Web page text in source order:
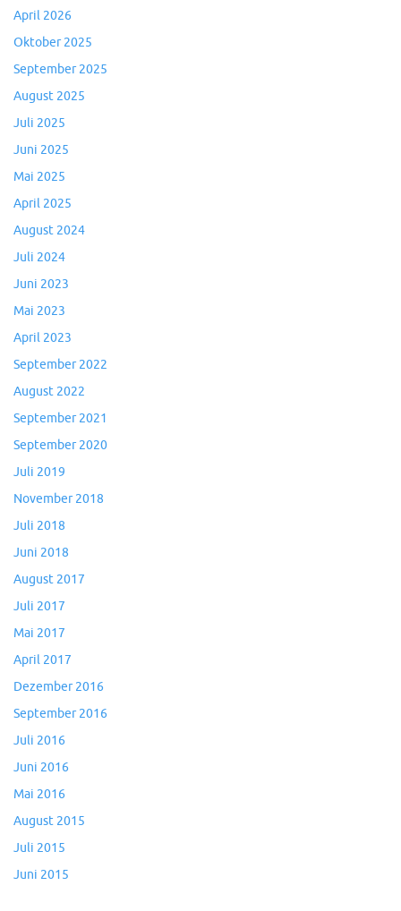
April 2026
Oktober 2025
September 2025
August 2025
Juli 2025
Juni 2025
Mai 2025
April 2025
August 2024
Juli 2024
Juni 2023
Mai 2023
April 2023
September 2022
August 2022
September 2021
September 2020
Juli 2019
November 2018
Juli 2018
Juni 2018
August 2017
Juli 2017
Mai 2017
April 2017
Dezember 2016
September 2016
Juli 2016
Juni 2016
Mai 2016
August 2015
Juli 2015
Juni 2015